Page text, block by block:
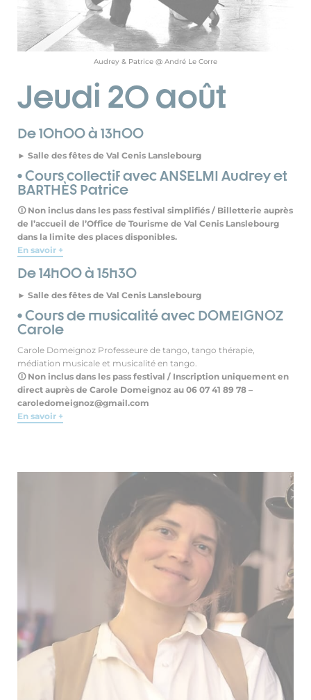
Audrey & Patrice @ André Le Corre
Jeudi 20 août
De 10h00 à 13h00
► Salle des fêtes de Val Cenis Lanslebourg
• Cours collectif avec ANSELMI Audrey et
BARTHÈS Patrice
🛈 Non inclus dans les pass festival simplifiés / Billetterie auprès
de l’accueil de l’Office de Tourisme de Val Cenis Lanslebourg
dans la limite des places disponibles.
En savoir +
De 14h00 à 15h30
► Salle des fêtes de Val Cenis Lanslebourg
• Cours de musicalité avec DOMEIGNOZ
Carole
Carole Domeignoz Professeure de tango, tango thérapie,
médiation musicale et musicalité en tango.
🛈 Non inclus dans les pass festival / Inscription uniquement en
direct auprès de Carole Domeignoz au 06 07 41 89 78 –
caroledomeignoz@gmail.com
En savoir +